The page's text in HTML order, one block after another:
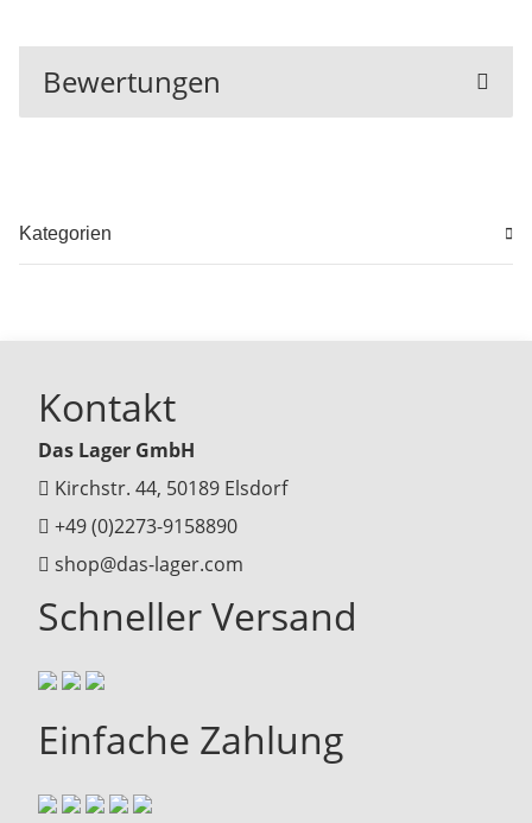
Bewertungen
Kategorien
Kontakt
Das Lager GmbH
Kirchstr. 44, 50189 Elsdorf
+49 (0)2273-9158890
shop@das-lager.com
Schneller Versand
Einfache Zahlung